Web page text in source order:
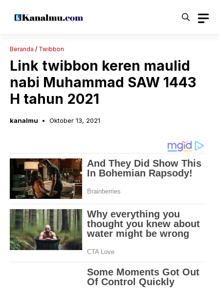
Beranda / Twibbon
Link twibbon keren maulid
nabi Muhammad SAW 1443
H tahun 2021
kanalmu Oktober 13, 2021